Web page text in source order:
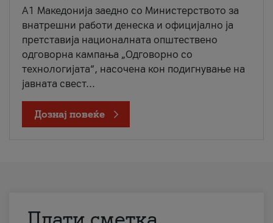
A1 Македонија заедно со Министерството за
внатрешни работи денеска и официјално ја
претставија националната општествено
одговорна кампања „Одговорно со
технологијата“, насочена кон подигнување на
јавната свест...
Дознај повеќе